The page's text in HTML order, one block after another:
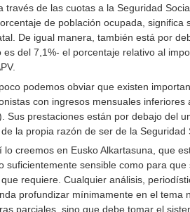
través de las cuotas a la Seguridad
de población ocupada, significa
De igual manera, también está por
es del 7,1%- el porcentaje relativo al
podemos obviar que existen
con ingresos mensuales inferiores
Sus prestaciones están por debajo del
la propia razón de ser de la Seguridad
lo creemos en Eusko Alkartasuna, que
suficientemente sensible como para que
requiere. Cualquier análisis,
profundizar mínimamente en el tema
parciales, sino que debe tomar el